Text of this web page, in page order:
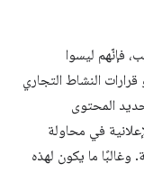
ليسوا
النشاط التجاري
المحتوى
في محاولة
وغالبًا ما يكون لهذه